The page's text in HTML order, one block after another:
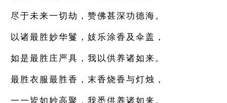
尽于未来一切劫，赞佛甚深功德海。
以诸最胜妙华鬘，妓乐涂香及伞盖，
如是最胜庄严具，我以供养诸如来。
最胜衣服最胜香，末香烧香与灯烛，
一一皆如妙高聚，我悉供养诸如来。